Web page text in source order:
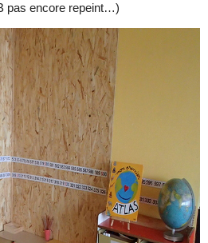
pas encore repeint…)